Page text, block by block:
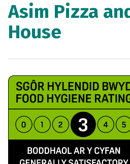
Asim Pizza
House